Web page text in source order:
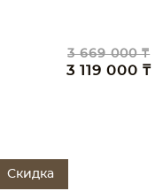
3 669 000 ₸
3 119 000 ₸
Скидка